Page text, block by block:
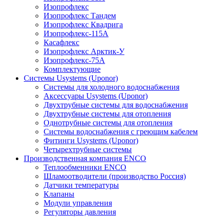
Изопрофлекс
Изопрофлекс Тандем
Изопрофлекс Квадрига
Изопрофлекс-115А
Касафлекс
Изопрофлекс Арктик-У
Изопрофлекс-75А
Комплектующие
Системы Usystems (Uponor)
Cистемы для холодного водоснабжения
Аксессуары Usystems (Uponor)
Двухтрубные системы для водоснабжения
Двухтрубные системы для отопления
Однотрубные системы для отопления
Системы водоснабжения с греющим кабелем
Фитинги Usystems (Uponor)
Четырехтрубные системы
Производственная компания ENCO
Теплообменники ENCO
Шламоотводители (производство Россия)
Датчики температуры
Клапаны
Модули управления
Регуляторы давления